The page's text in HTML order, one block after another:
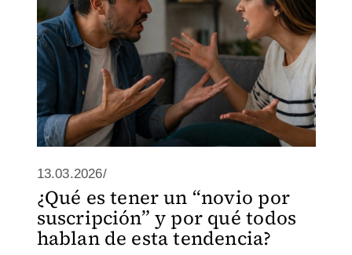
13.03.2026/
¿Qué es tener un “novio por
suscripción” y por qué todos
hablan de esta tendencia?